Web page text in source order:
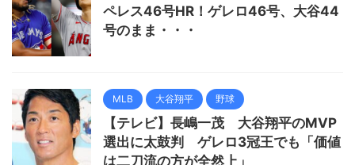
ペレス46号HR！ゲレロ46号、大谷44
号のまま・・・
MLB 大谷翔平 野球
【テレビ】長嶋一茂 大谷翔平のMVP
選出に太鼓判 ゲレロ3冠王でも「価値
は二刀流の方が全然上」